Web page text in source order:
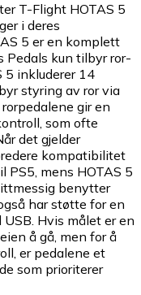
T-Flight HOTAS 5
i deres
5 er en komplett
Pedals kun tilbyr ror-
5 inkluderer 14
styring av ror via
gir en
som ofte
det gjelder
kompatibilitet
PS5, mens HOTAS 5
benytter
har støtte for en
Hvis målet er en
å gå, men for å
er pedalene et
som prioriterer